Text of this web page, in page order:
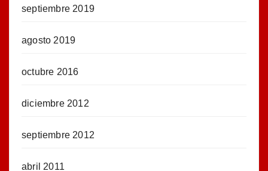
septiembre 2019
agosto 2019
octubre 2016
diciembre 2012
septiembre 2012
abril 2011